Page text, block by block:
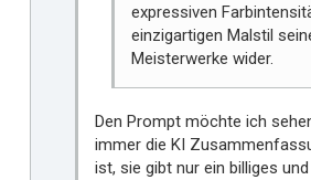
expressiven
einzigartigen Malstil
Meisterwerke wider.
Den Prompt möchte ich
immer die KI
ist, sie gibt nur ein billiges